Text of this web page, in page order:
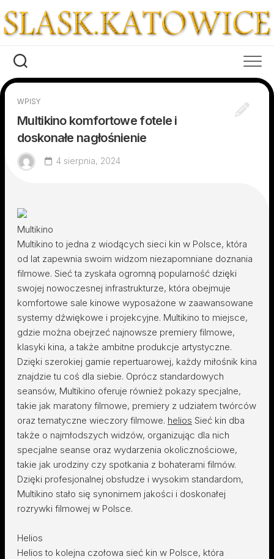
to
content
WPISY
Multikino komfortowe fotele i
doskonałe nagłośnienie
4 sierpnia, 2024
Multikino
Multikino to jedna z wiodących sieci kin w Polsce, która
od lat zapewnia swoim widzom niezapomniane doznania
filmowe. Sieć ta zyskała ogromną popularność dzięki
swojej nowoczesnej infrastrukturze, która obejmuje
komfortowe sale kinowe wyposażone w zaawansowane
systemy dźwiękowe i projekcyjne. Multikino to miejsce,
gdzie można obejrzeć najnowsze premiery filmowe,
klasyki kina, a także ambitne produkcje artystyczne.
Dzięki szerokiej gamie repertuarowej, każdy miłośnik kina
znajdzie tu coś dla siebie. Oprócz standardowych
seansów, Multikino oferuje również pokazy specjalne,
takie jak maratony filmowe, premiery z udziałem twórców
oraz tematyczne wieczory filmowe. helios Sieć kin dba
także o najmłodszych widzów, organizując dla nich
specjalne seanse oraz wydarzenia okolicznościowe,
takie jak urodziny czy spotkania z bohaterami filmów.
Dzięki profesjonalnej obsłudze i wysokim standardom,
Multikino stało się synonimem jakości i doskonałej
rozrywki filmowej w Polsce.
Helios
Helios to kolejna czołowa sieć kin w Polsce, która